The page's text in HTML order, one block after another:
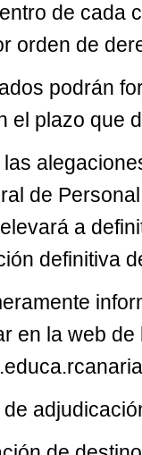
de cada
orden de
podrán
el plazo que
de
a
definitiva
en la web